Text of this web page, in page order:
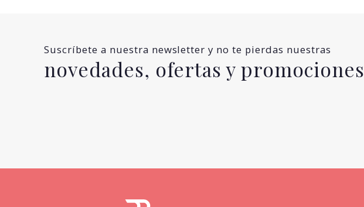
Suscríbete a nuestra newsletter y no te pierdas nuestras
novedades, ofertas y promociones